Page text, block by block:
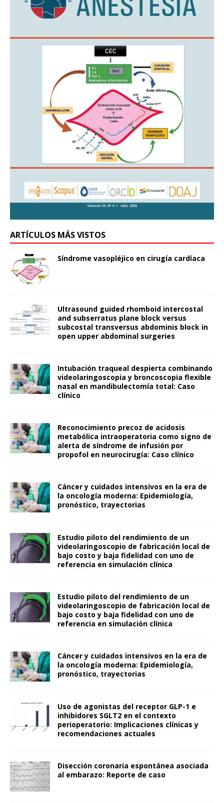
ARTÍCULOS MÁS VISTOS
Síndrome vasopléjico en cirugía cardíaca
Ultrasound guided rhomboid intercostal
and subserratus plane block versus
subcostal transversus abdominis block in
open upper abdominal surgeries
Intubación traqueal despierta combinando
videolaringoscopia y broncoscopia flexible
nasal en mandibulectomía total: Caso
clínico
Reconocimiento precoz de acidosis
metabólica intraoperatoria como signo de
alerta de síndrome de infusión por
propofol en neurocirugía: Caso clínico
Cáncer y cuidados intensivos en la era de
la oncología moderna: Epidemiología,
pronóstico, trayectorias
Estudio piloto del rendimiento de un
videolaringoscopio de fabricación local de
bajo costo y baja fidelidad con uno de
referencia en simulación clínica
Estudio piloto del rendimiento de un
videolaringoscopio de fabricación local de
bajo costo y baja fidelidad con uno de
referencia en simulación clínica
Cáncer y cuidados intensivos en la era de
la oncología moderna: Epidemiología,
pronóstico, trayectorias
Uso de agonistas del receptor GLP-1 e
inhibidores SGLT2 en el contexto
perioperatorio: Implicaciones clínicas y
recomendaciones actuales
Disección coronaria espontánea asociada
al embarazo: Reporte de caso